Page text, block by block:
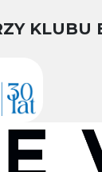
KLUBU